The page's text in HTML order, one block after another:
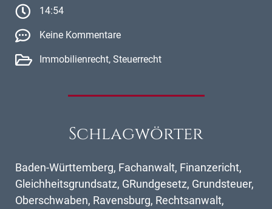
14:54
Keine Kommentare
Immobilienrecht, Steuerrecht
Schlagwörter
Baden-Württemberg, Fachanwalt, Finanzericht,
Gleichheitsgrundsatz, GRundgesetz, Grundsteuer,
Oberschwaben, Ravensburg, Rechtsanwalt,